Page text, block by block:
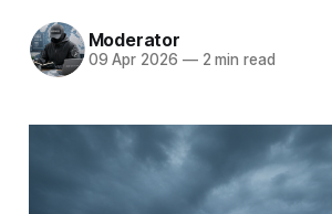
Moderator
09 Apr 2026 —2 min read